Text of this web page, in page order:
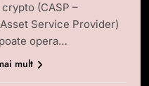
(CASP –
Service Provider)
opera…
mult